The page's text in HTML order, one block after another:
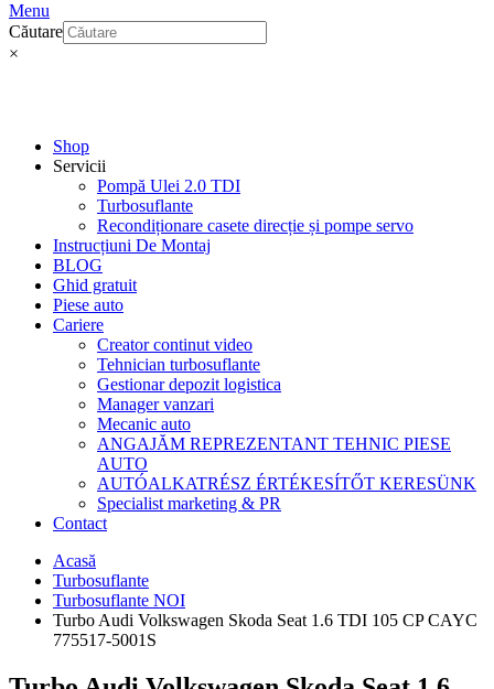
Menu
Căutare
×
Shop
Servicii
Pompă Ulei 2.0 TDI
Turbosuflante
Recondiționare casete direcție și pompe servo
Instrucțiuni De Montaj
BLOG
Ghid gratuit
Piese auto
Cariere
Creator continut video
Tehnician turbosuflante
Gestionar depozit logistica
Manager vanzari
Mecanic auto
ANGAJĂM REPREZENTANT TEHNIC PIESE
AUTO
AUTÓALKATRÉSZ ÉRTÉKESÍTŐT KERESÜNK
Specialist marketing & PR
Contact
Acasă
Turbosuflante
Turbosuflante NOI
Turbo Audi Volkswagen Skoda Seat 1.6 TDI 105 CP CAYC
775517-5001S